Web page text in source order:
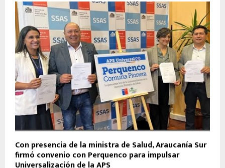
Con presencia de la ministra de Salud, Araucanía Sur
firmó convenio con Perquenco para impulsar
Universalización de la APS